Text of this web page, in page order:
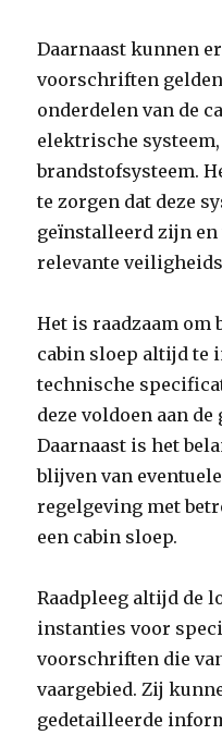
Daarnaast kunnen
voorschriften
onderdelen van de
elektrische
brandstofsysteem.
te zorgen dat deze
geïnstalleerd zijn en
relevante
Het is raadzaam om
cabin sloep altijd te
technische
deze voldoen aan
Daarnaast is het
blijven van
regelgeving met
een cabin sloep.
Raadpleeg altijd de
instanties voor
voorschriften die
vaargebied. Zij
gedetailleerde